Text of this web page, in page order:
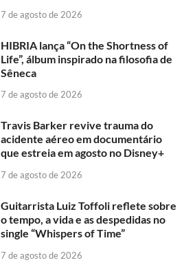
7 de agosto de 2026
HIBRIA lança “On the Shortness of
Life”, álbum inspirado na filosofia de
Sêneca
7 de agosto de 2026
Travis Barker revive trauma do
acidente aéreo em documentário
que estreia em agosto no Disney+
7 de agosto de 2026
Guitarrista Luiz Toffoli reflete sobre
o tempo, a vida e as despedidas no
single “Whispers of Time”
7 de agosto de 2026